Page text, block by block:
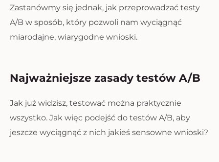
Zastanówmy się jednak, jak przeprowadzać testy
A/B w sposób, który pozwoli nam wyciągnąć
miarodajne, wiarygodne wnioski.
Najważniejsze zasady testów A/B
Jak już widzisz, testować można praktycznie
wszystko. Jak więc podejść do testów A/B, aby
jeszcze wyciągnąć z nich jakieś sensowne wnioski?